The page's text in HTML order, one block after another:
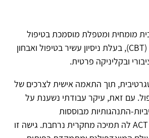
מומחית ומטפלת מוסמכת בטיפול
קוגניטיבי-התנהגותי (CBT), בעלת ניסיון עשיר בטיפול ואבחון
ובקליניקה פרטית.
תוך התאמה אישית לצרכים של
עם זאת, עיקר עבודתי נשענת על
התנהגותיות מבוססות
מחקר, ובפרט גישת ACT לה תמיכה מחקרית נרחבת. גישה זו